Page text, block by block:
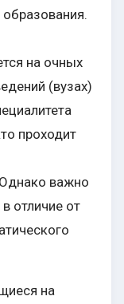
на очных
(вузах)
проходит
важно
отличие от
на